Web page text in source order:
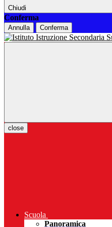
Chiudi
Conferma
Annulla Conferma
close
Scuola
Panoramica